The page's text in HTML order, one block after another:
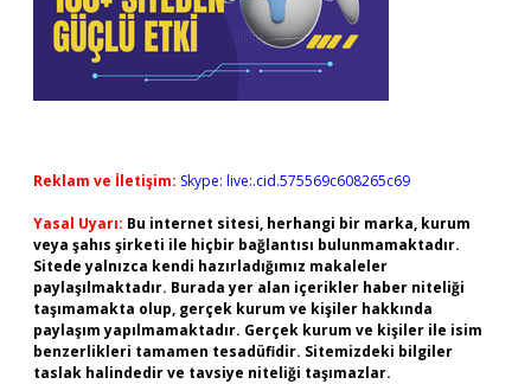
Reklam ve İletişim: Skype: live:.cid.575569c608265c69
Yasal Uyarı: Bu internet sitesi, herhangi bir marka, kurum
veya şahıs şirketi ile hiçbir bağlantısı bulunmamaktadır.
Sitede yalnızca kendi hazırladığımız makaleler
paylaşılmaktadır. Burada yer alan içerikler haber niteliği
taşımamakta olup, gerçek kurum ve kişiler hakkında
paylaşım yapılmamaktadır. Gerçek kurum ve kişiler ile isim
benzerlikleri tamamen tesadüfidir. Sitemizdeki bilgiler
taslak halindedir ve tavsiye niteliği taşımazlar.